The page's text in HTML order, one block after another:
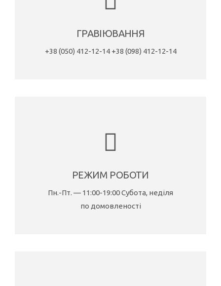
ГРАВІЮВАННЯ
+38 (050) 412-12-14 +38 (098) 412-12-14
РЕЖИМ РОБОТИ
Пн.-Пт. — 11:00-19:00Субота, неділя
по домовленості